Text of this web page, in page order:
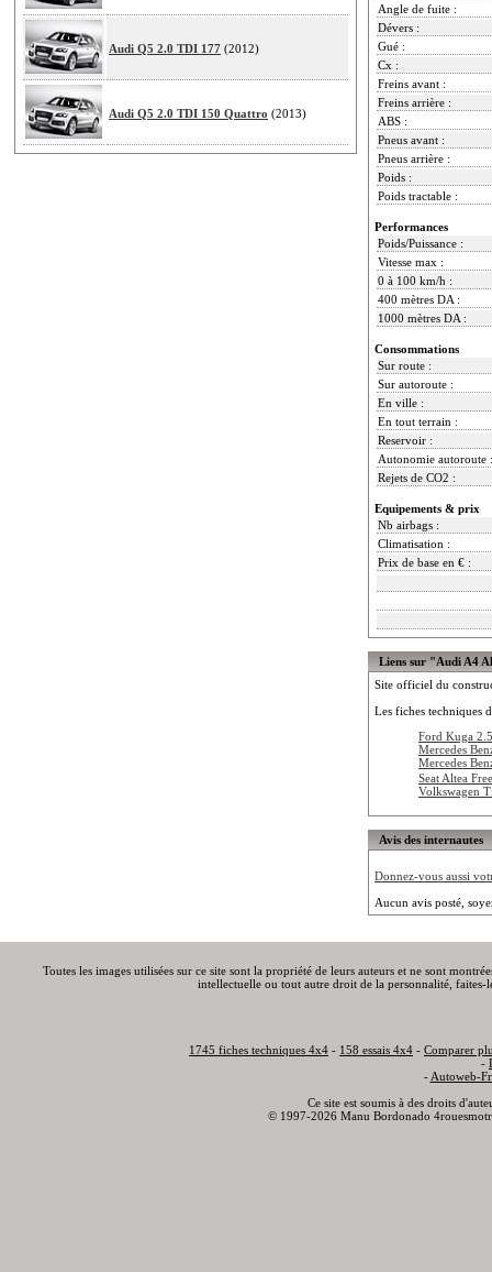
Audi Q5 2.0 TDI 177 (2012)
Audi Q5 2.0 TDI 150 Quattro (2013)
Angle de fuite :
Dévers :
Gué :
Cx :
Freins avant :
Freins arrière :
ABS :
Pneus avant :
Pneus arrière :
Poids :
Poids tractable :
Performances
Poids/Puissance :
Vitesse max :
0 à 100 km/h :
400 mètres DA :
1000 mètres DA :
Consommations
Sur route :
Sur autoroute :
En ville :
En tout terrain :
Reservoir :
Autonomie autoroute :
Rejets de CO2 :
Equipements & prix
Nb airbags :
Climatisation :
Prix de base en € :
Liens sur "Audi A4
Site officiel du
Les fiches techniques
Ford Kuga
Mercedes
Mercedes
Seat Altea
Volkswagen
Avis des internautes
Donnez-vous aussi
Aucun avis posté,
Toutes les images utilisées sur ce site sont la propriété de leurs auteurs et ne sont
intellectuelle ou tout autre droit de la personnalité,
1745 fiches techniques 4x4 - 158 essais 4x4 - Comparer
-
- Autoweb-
Ce site est soumis à des droits
© 1997-2026 Manu Bordonado